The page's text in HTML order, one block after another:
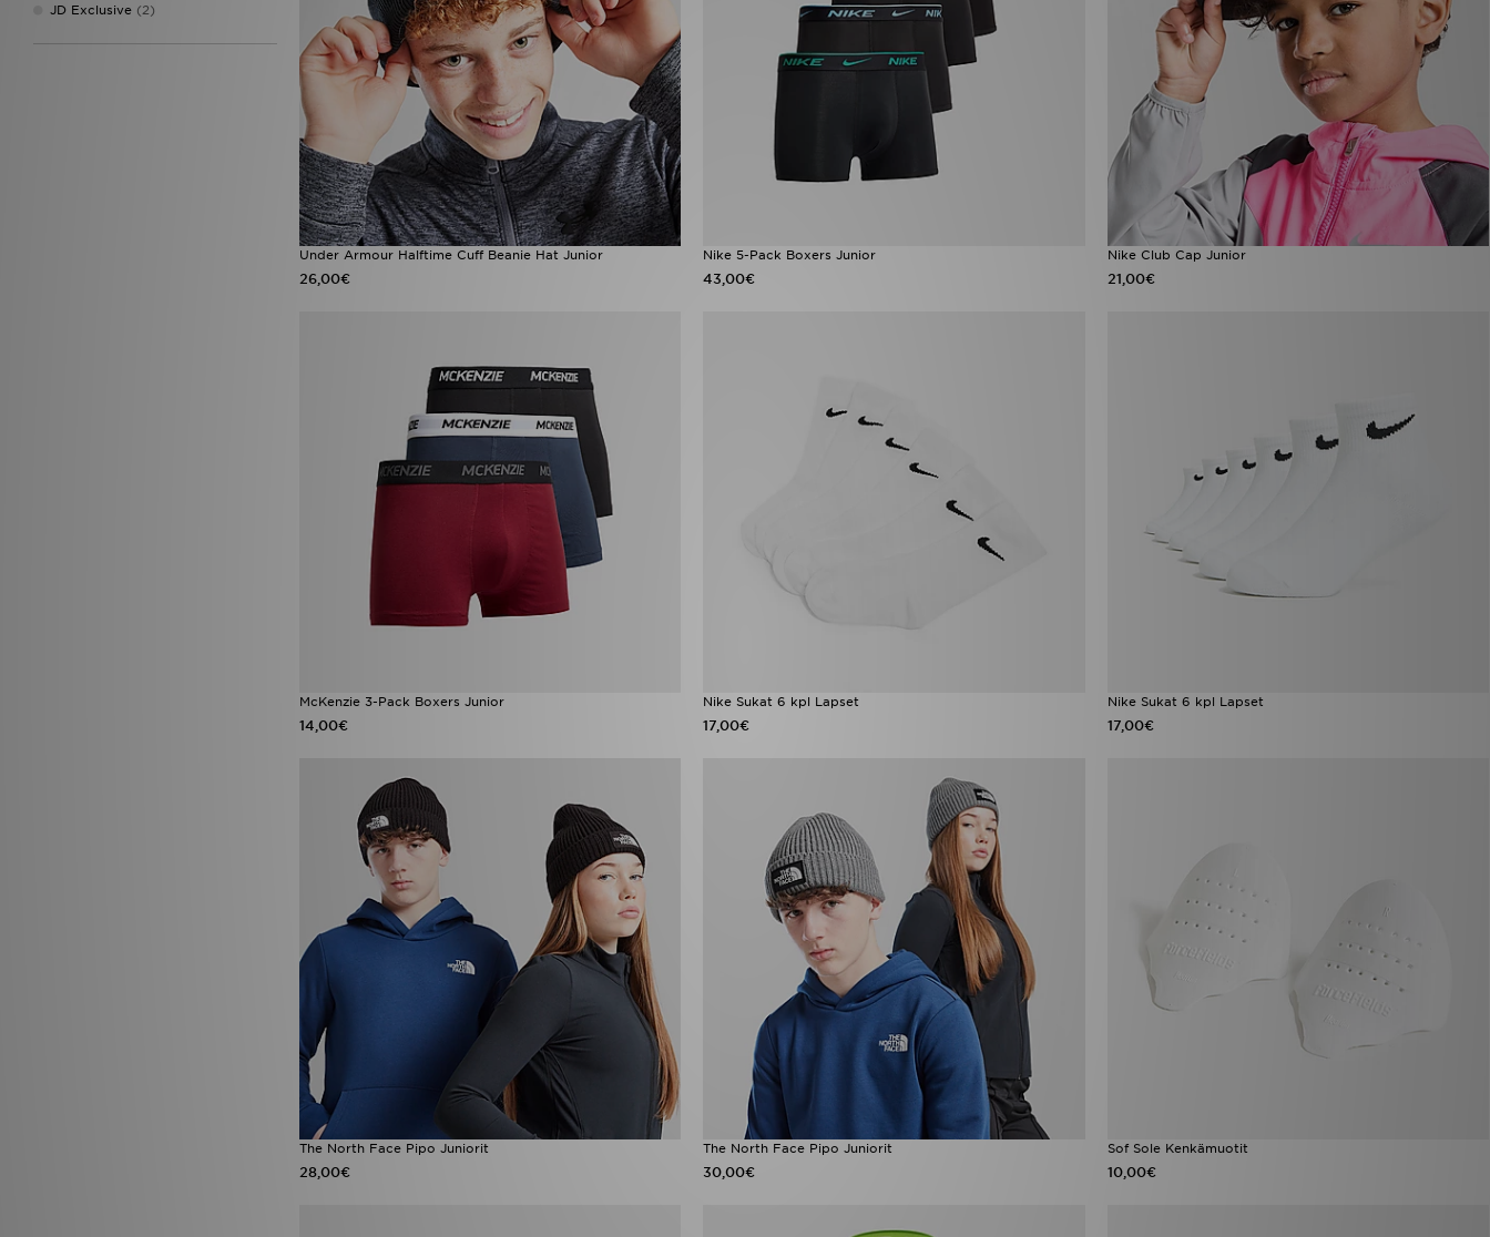
JD Exclusive (2)
Under Armour Halftime Cuff Beanie Hat Junior
26,00€
Nike 5-Pack Boxers Junior
43,00€
Nike Club Cap Junior
21,00€
McKenzie 3-Pack Boxers Junior
14,00€
Nike Sukat 6 kpl Lapset
17,00€
Nike Sukat 6 kpl Lapset
17,00€
The North Face Pipo Juniorit
28,00€
The North Face Pipo Juniorit
30,00€
Sof Sole Kenkämuotit
10,00€